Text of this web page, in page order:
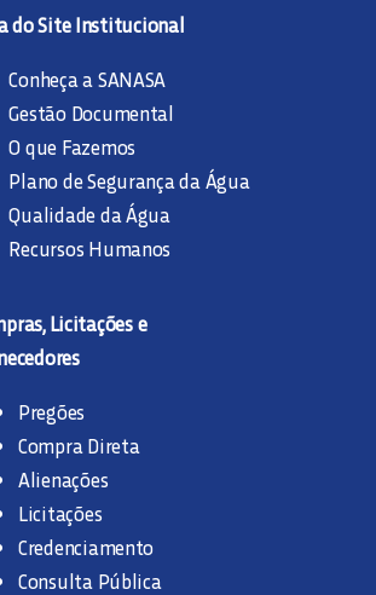
do Site Institucional
Conheça a SANASA
Gestão Documental
O que Fazemos
Plano de Segurança da Água
Qualidade da Água
Recursos Humanos
Licitações e
Pregões
Compra Direta
Alienações
Licitações
Credenciamento
Consulta Pública